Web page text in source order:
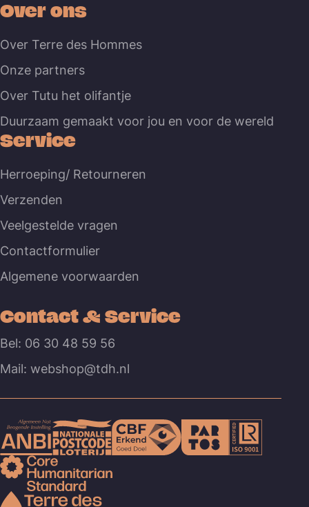
Over ons
Over Terre des Hommes
Onze partners
Over Tutu het olifantje
Duurzaam gemaakt voor jou en voor de wereld
Service
Herroeping/ Retourneren
Verzenden
Veelgestelde vragen
Contactformulier
Algemene voorwaarden
Contact & Service
Bel: 06 30 48 59 56
Mail: webshop@tdh.nl